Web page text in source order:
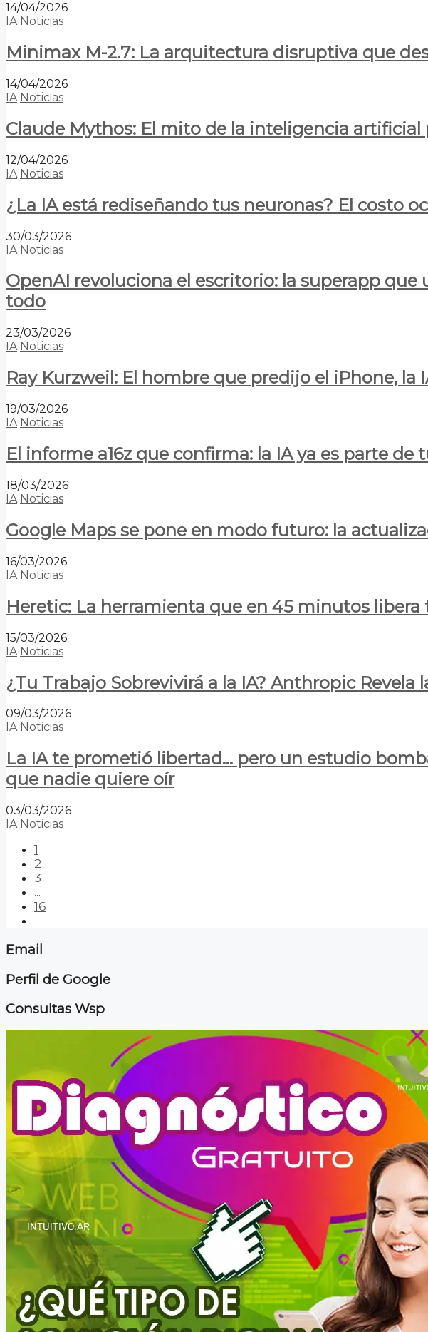
14/04/2026
IA Noticias
Minimax M-2.7: La arquitectura disruptiva que
14/04/2026
IA Noticias
Claude Mythos: El mito de la inteligencia
12/04/2026
IA Noticias
¿La IA está rediseñando tus neuronas? El costo
30/03/2026
IA Noticias
OpenAI revoluciona el escritorio: la superapp que
todo
23/03/2026
IA Noticias
Ray Kurzweil: El hombre que predijo el iPhone,
19/03/2026
IA Noticias
El informe a16z que confirma: la IA ya es parte
18/03/2026
IA Noticias
Google Maps se pone en modo futuro: la
16/03/2026
IA Noticias
Heretic: La herramienta que en 45 minutos libera
15/03/2026
IA Noticias
¿Tu Trabajo Sobrevivirá a la IA? Anthropic Revela
09/03/2026
IA Noticias
La IA te prometió libertad… pero un estudio
que nadie quiere oír
03/03/2026
IA Noticias
1
2
3
...
16
Email
Perfil de Google
Consultas Wsp